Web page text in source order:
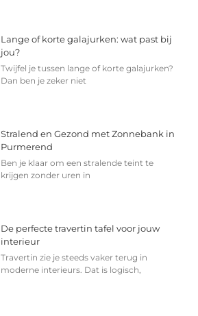
Lange of korte galajurken: wat past bij
jou?
Twijfel je tussen lange of korte galajurken?
Dan ben je zeker niet
Stralend en Gezond met Zonnebank in
Purmerend
Ben je klaar om een stralende teint te
krijgen zonder uren in
De perfecte travertin tafel voor jouw
interieur
Travertin zie je steeds vaker terug in
moderne interieurs. Dat is logisch,